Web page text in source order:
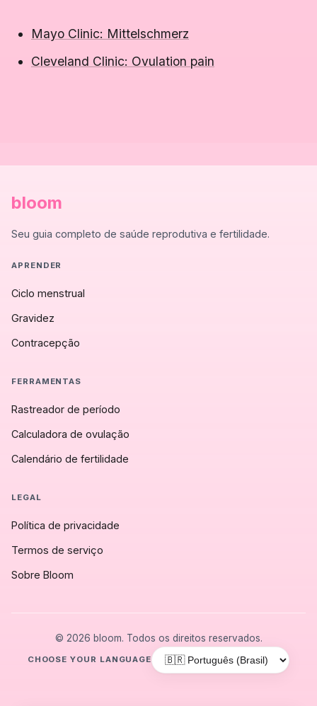
Mayo Clinic: Mittelschmerz
Cleveland Clinic: Ovulation pain
bloom
Seu guia completo de saúde reprodutiva e fertilidade.
APRENDER
Ciclo menstrual
Gravidez
Contracepção
FERRAMENTAS
Rastreador de período
Calculadora de ovulação
Calendário de fertilidade
LEGAL
Política de privacidade
Termos de serviço
Sobre Bloom
© 2026 bloom. Todos os direitos reservados.
CHOOSE YOUR LANGUAGE